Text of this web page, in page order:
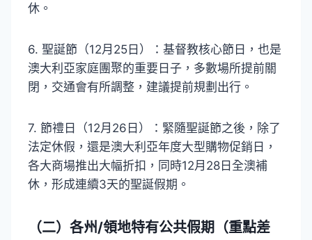
休。
6. 聖誕節（12月25日）：基督教核心節日，也是
澳大利亞家庭團聚的重要日子，多數場所提前關
閉，交通會有所調整，建議提前規劃出行。
7. 節禮日（12月26日）：緊隨聖誕節之後，除了
法定休假，還是澳大利亞年度大型購物促銷日，
各大商場推出大幅折扣，同時12月28日全澳補
休，形成連續3天的聖誕假期。
（二）各州/領地特有公共假期（重點差